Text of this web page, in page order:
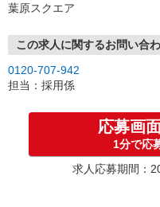
【来場登録（目安1時間30分）
▼Step2 全国にあるお仕事の
ご案内
▼Step3 就業前に職場見学で
応募⇒最短で2日後からの勤務
葉原スクエア
この求人に関するお問い合
0120-707-942
担当：採用係
応募画
1分で応
求人応募期間：